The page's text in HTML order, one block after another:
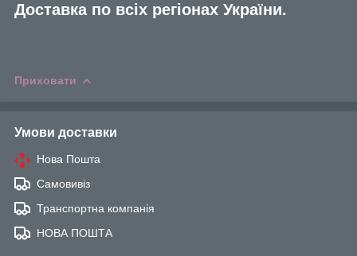
Доставка по всіх регіонах України.
Приховати
Умови доставки
Нова Пошта
Самовивіз
Транспортна компанія
НОВА ПОШТА